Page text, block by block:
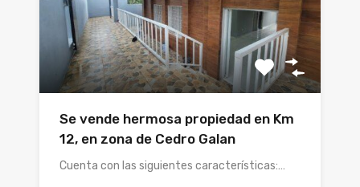
Se vende hermosa propiedad en Km
12, en zona de Cedro Galan
Cuenta con las siguientes características:…